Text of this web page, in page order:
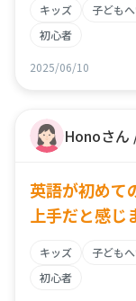
キッズ 子ども
初心者
2025/06/10
Honoさん
英語が初めて
上手だと感じ
キッズ 子ども
初心者